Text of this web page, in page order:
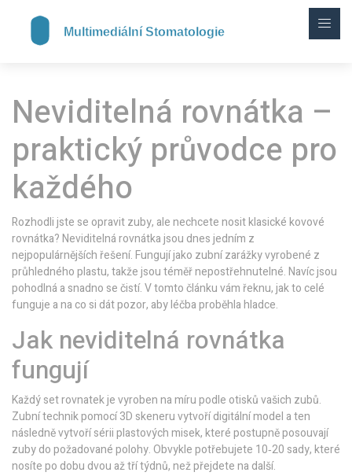
Neviditelná rovnátka –
praktický průvodce pro
každého
Rozhodli jste se opravit zuby, ale nechcete nosit klasické kovové
rovnátka? Neviditelná rovnátka jsou dnes jedním z
nejpopulárnějších řešení. Fungují jako zubní zarážky vyrobené z
průhledného plastu, takže jsou téměř nepostřehnutelné. Navíc jsou
pohodlná a snadno se čistí. V tomto článku vám řeknu, jak to celé
funguje a na co si dát pozor, aby léčba proběhla hladce.
Jak neviditelná rovnátka
fungují
Každý set rovnatek je vyroben na míru podle otisků vašich zubů.
Zubní technik pomocí 3D skeneru vytvoří digitální model a ten
následně vytvoří sérii plastových misek, které postupně posouvají
zuby do požadované polohy. Obvykle potřebujete 10‑20 sady, které
nosíte po dobu dvou až tří týdnů, než přejdete na další.